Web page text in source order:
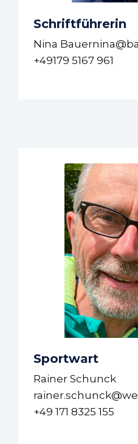
Schriftführerin
Nina
+49179 5167 961
Sportwart
Rainer Schunck
+49 171 8325 155